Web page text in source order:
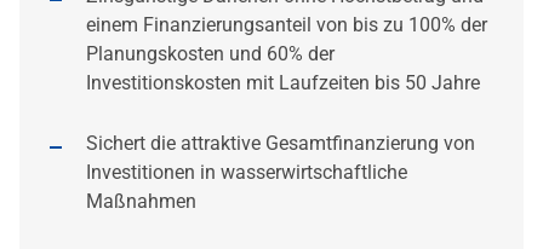
einem Finanzierungsanteil von bis zu 100% der
Planungskosten und 60% der
Investitionskosten mit Laufzeiten bis 50 Jahre
Sichert die attraktive Gesamtfinanzierung von
Investitionen in wasserwirtschaftliche
Maßnahmen